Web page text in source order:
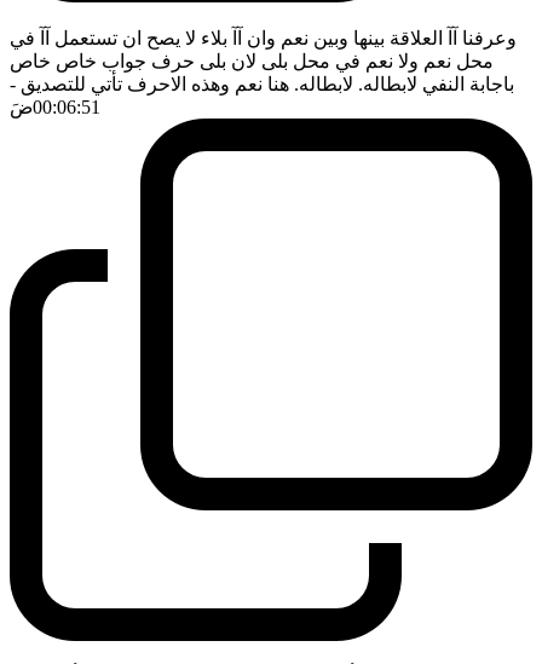
وعرفنا آآ العلاقة بينها وبين نعم وان آآ بلاء لا يصح ان تستعمل آآ في
محل نعم ولا نعم في محل بلى لان بلى حرف جواب خاص خاص
باجابة النفي لابطاله. لابطاله. هنا نعم وهذه الاحرف تأتي للتصديق -
00:06:51ضَ